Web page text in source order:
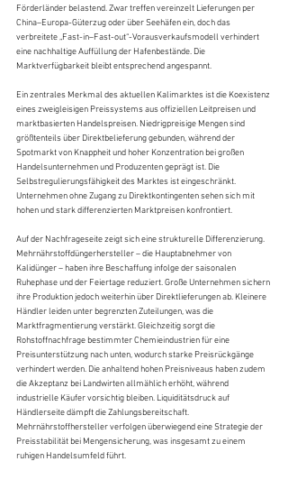
Förderländer belastend. Zwar treffen vereinzelt Lieferungen per
China–Europa-Güterzug oder über Seehäfen ein, doch das
verbreitete „Fast-in–Fast-out“-Vorausverkaufsmodell verhindert
eine nachhaltige Auffüllung der Hafenbestände. Die
Marktverfügbarkeit bleibt entsprechend angespannt.
Ein zentrales Merkmal des aktuellen Kalimarktes ist die Koexistenz
eines zweigleisigen Preissystems aus offiziellen Leitpreisen und
marktbasierten Handelspreisen. Niedrigpreisige Mengen sind
größtenteils über Direktbelieferung gebunden, während der
Spotmarkt von Knappheit und hoher Konzentration bei großen
Handelsunternehmen und Produzenten geprägt ist. Die
Selbstregulierungsfähigkeit des Marktes ist eingeschränkt.
Unternehmen ohne Zugang zu Direktkontingenten sehen sich mit
hohen und stark differenzierten Marktpreisen konfrontiert.
Auf der Nachfrageseite zeigt sich eine strukturelle Differenzierung.
Mehrnährstoffdüngerhersteller – die Hauptabnehmer von
Kalidünger – haben ihre Beschaffung infolge der saisonalen
Ruhephase und der Feiertage reduziert. Große Unternehmen sichern
ihre Produktion jedoch weiterhin über Direktlieferungen ab. Kleinere
Händler leiden unter begrenzten Zuteilungen, was die
Marktfragmentierung verstärkt. Gleichzeitig sorgt die
Rohstoffnachfrage bestimmter Chemieindustrien für eine
Preisunterstützung nach unten, wodurch starke Preisrückgänge
verhindert werden. Die anhaltend hohen Preisniveaus haben zudem
die Akzeptanz bei Landwirten allmählich erhöht, während
industrielle Käufer vorsichtig bleiben. Liquiditätsdruck auf
Händlerseite dämpft die Zahlungsbereitschaft.
Mehrnährstoffhersteller verfolgen überwiegend eine Strategie der
Preisstabilität bei Mengensicherung, was insgesamt zu einem
ruhigen Handelsumfeld führt.